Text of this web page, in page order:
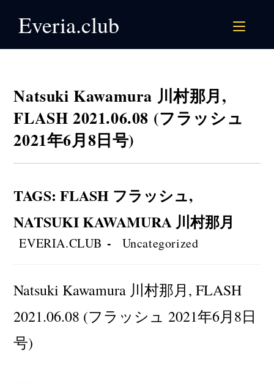
Everia.club
Natsuki Kawamura 川村那月,
FLASH 2021.06.08 (フラッシュ
2021年6月8日号)
TAGS:FLASH フラッシュ,
NATSUKI KAWAMURA 川村那月
Post
author:
EVERIA.CLUB
Post
category:
Uncategorized
Natsuki Kawamura 川村那月, FLASH
2021.06.08 (フラッシュ 2021年6月8日
号)